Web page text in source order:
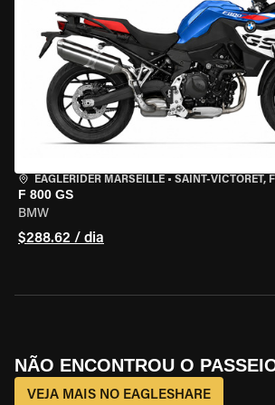
EAGLERIDER MARSEILLE • SAINT-VICTORET,
F 800 GS
BMW
$288.62 / dia
NÃO ENCONTROU O
VEJA MAIS NO EAGLESHARE